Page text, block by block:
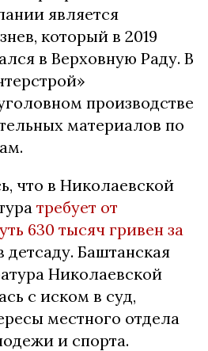
является
который в 2019
в Верховную Раду. В
производстве
материалов по
что в Николаевской
требует от
630 тысяч гривен за
детсаду. Баштанская
Николаевской
с иском в суд,
местного отдела
и спорта.